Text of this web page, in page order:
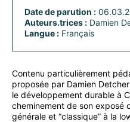
Date de parution :
Auteurs.trices : Damien
Langue : Français
Contenu particulièrement
proposée par Damien
le développement durable à
cheminement de son exposé
générale et “classique” à la